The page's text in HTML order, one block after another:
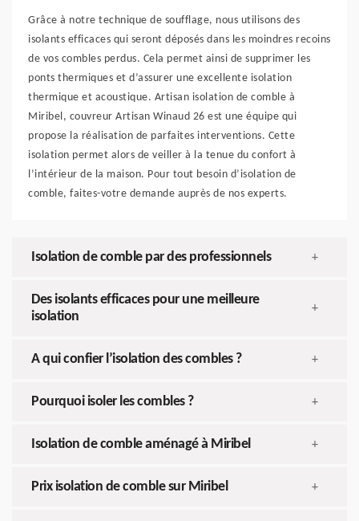
Grâce à notre technique de soufflage, nous utilisons des
isolants efficaces qui seront déposés dans les moindres recoins
de vos combles perdus. Cela permet ainsi de supprimer les
ponts thermiques et d’assurer une excellente isolation
thermique et acoustique. Artisan isolation de comble à
Miribel, couvreur Artisan Winaud 26 est une équipe qui
propose la réalisation de parfaites interventions. Cette
isolation permet alors de veiller à la tenue du confort à
l’intérieur de la maison. Pour tout besoin d’isolation de
comble, faites-votre demande auprès de nos experts.
Isolation de comble par des professionnels +
Des isolants efficaces pour une meilleure
isolation
+
A qui confier l’isolation des combles ? +
Pourquoi isoler les combles ? +
Isolation de comble aménagé à Miribel +
Prix isolation de comble sur Miribel +